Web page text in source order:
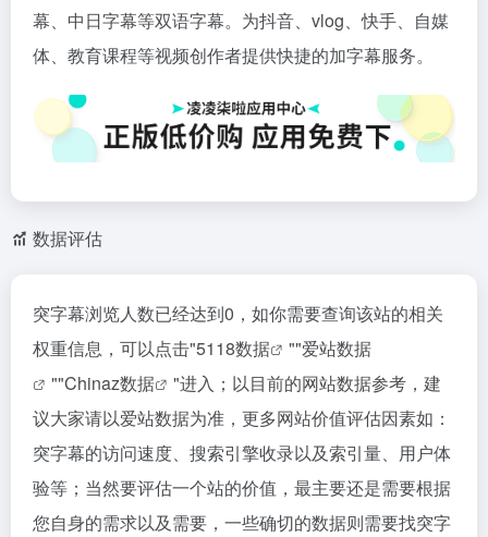
幕、中日字幕等双语字幕。为抖音、vlog、快手、自媒
体、教育课程等视频创作者提供快捷的加字幕服务。
数据评估
突字幕浏览人数已经达到0，如你需要查询该站的相关
权重信息，可以点击"5118数据 ""爱站数据
""Chinaz数据
"进入；以目前的网站数据参考，建
议大家请以爱站数据为准，更多网站价值评估因素如：
突字幕的访问速度、搜索引擎收录以及索引量、用户体
验等；当然要评估一个站的价值，最主要还是需要根据
您自身的需求以及需要，一些确切的数据则需要找突字